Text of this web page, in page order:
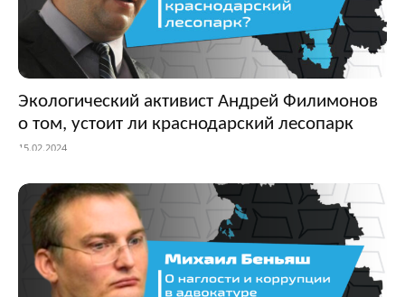
Экологический активист Андрей Филимонов
о том, устоит ли краснодарский лесопарк
15.02.2024